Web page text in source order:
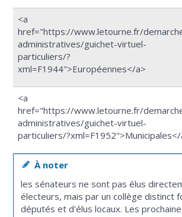
<a
href="https://www.letourne.fr/
administratives/guichet-virtuel-
particuliers/?
xml=F1944">Européennes</a>
<a
href="https://www.letourne.fr/
administratives/guichet-virtuel-
particuliers/?xml=F1952">Municipales</
À noter
les sénateurs ne sont pas élus
électeurs, mais par un collège distinct
députés et d'élus locaux. Les